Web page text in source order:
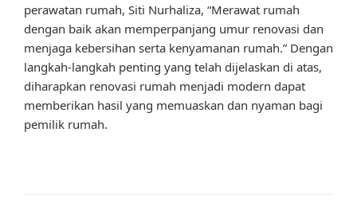
perawatan rumah, Siti Nurhaliza, “Merawat rumah
dengan baik akan memperpanjang umur renovasi dan
menjaga kebersihan serta kenyamanan rumah.” Dengan
langkah-langkah penting yang telah dijelaskan di atas,
diharapkan renovasi rumah menjadi modern dapat
memberikan hasil yang memuaskan dan nyaman bagi
pemilik rumah.